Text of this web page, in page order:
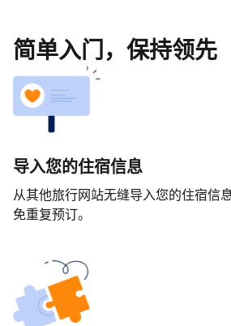
简单入门，保持领先
导入您的住宿信息
从其他旅行网站无缝导入您的住宿信
免重复预订。